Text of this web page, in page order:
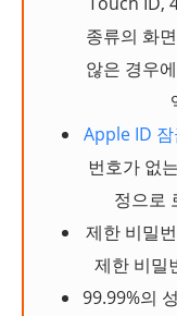
종류의 화
않은 경우
Apple ID
번호가 없
정으로
제한 비밀
제한 비밀
99.99%의